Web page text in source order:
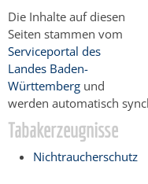
Die Inhalte auf diesen
Seiten stammen vom
Serviceportal des
Landes Baden-
Württemberg und
werden automatisch
Tabakerzeugnisse
Nichtraucherschutz